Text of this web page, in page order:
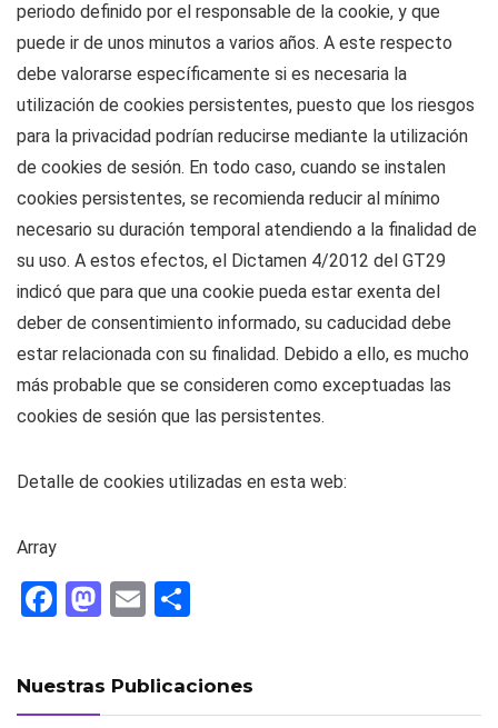
periodo definido por el responsable de la cookie, y que
puede ir de unos minutos a varios años. A este respecto
debe valorarse específicamente si es necesaria la
utilización de cookies persistentes, puesto que los riesgos
para la privacidad podrían reducirse mediante la utilización
de cookies de sesión. En todo caso, cuando se instalen
cookies persistentes, se recomienda reducir al mínimo
necesario su duración temporal atendiendo a la finalidad de
su uso. A estos efectos, el Dictamen 4/2012 del GT29
indicó que para que una cookie pueda estar exenta del
deber de consentimiento informado, su caducidad debe
estar relacionada con su finalidad. Debido a ello, es mucho
más probable que se consideren como exceptuadas las
cookies de sesión que las persistentes.
Detalle de cookies utilizadas en esta web:
Array
F
ce
b
M
st
o
E
ail
m
p
Nuestras Publicaciones